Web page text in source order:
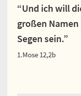
“Und ich will
großen
Segen sein.”
1.Mose 12,2b